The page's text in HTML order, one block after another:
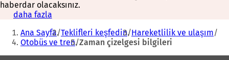
haberdar olacaksınız.
daha fazla
e
n
i
Buradasınız:
Ana Sayfa Teklifleri keşfedin Hareketlilik ve ulaşım
Otobüs ve tren Zaman çizelgesi bilgileri